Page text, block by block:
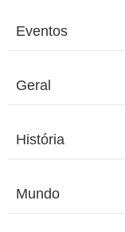
Eventos
Geral
História
Mundo